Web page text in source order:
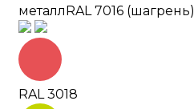
металлRAL 7016 (шагрень)
RAL 3018